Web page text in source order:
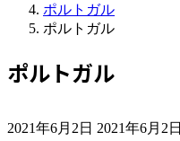
ポルトガル
ポルトガル
ポルトガル
2021年6月2日 終
2021年6月2日